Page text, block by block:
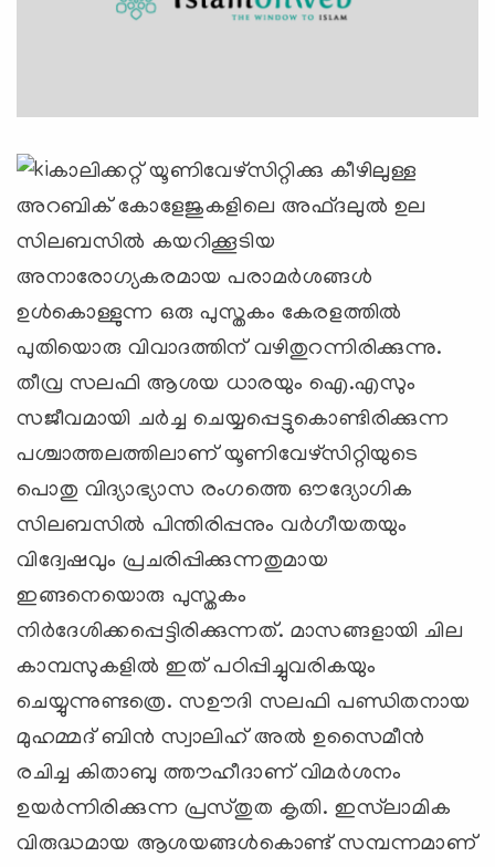
കാലിക്കറ്റ് യൂണിവേഴ്‌സിറ്റിക്കു കീഴിലുള്ള
അറബിക് കോളേജുകളിലെ അഫ്ദലുല്‍ ഉല
സിലബസില്‍ കയറിക്കൂടിയ
അനാരോഗ്യകരമായ പരാമര്‍ശങ്ങള്‍
ഉള്‍കൊള്ളുന്ന ഒരു പുസ്തകം കേരളത്തില്‍
പുതിയൊരു വിവാദത്തിന് വഴിതുറന്നിരിക്കുന്നു.
തീവ്ര സലഫി ആശയ ധാരയും ഐ.എസും
സജീവമായി ചര്‍ച്ച ചെയ്യപ്പെട്ടുകൊണ്ടിരിക്കുന്ന
പശ്ചാത്തലത്തിലാണ് യൂണിവേഴ്‌സിറ്റിയുടെ
പൊതു വിദ്യാഭ്യാസ രംഗത്തെ ഔദ്യോഗിക
സിലബസില്‍ പിന്തിരിപ്പനും വര്‍ഗീയതയും
വിദ്വേഷവും പ്രചരിപ്പിക്കുന്നതുമായ
ഇങ്ങനെയൊരു പുസ്തകം
നിര്‍ദേശിക്കപ്പെട്ടിരിക്കുന്നത്. മാസങ്ങളായി ചില
കാമ്പസുകളില്‍ ഇത് പഠിപ്പിച്ചുവരികയും
ചെയ്യുന്നുണ്ടത്രെ. സഊദി സലഫി പണ്ഡിതനായ
മുഹമ്മദ് ബിന്‍ സ്വാലിഹ് അല്‍ ഉസൈമീന്‍
രചിച്ച കിതാബു ത്തൗഹീദാണ് വിമര്‍ശനം
ഉയര്‍ന്നിരിക്കുന്ന പ്രസ്തുത കൃതി. ഇസ്‌ലാമിക
വിരുദ്ധമായ ആശയങ്ങള്‍കൊണ്ട് സമ്പന്നമാണ്